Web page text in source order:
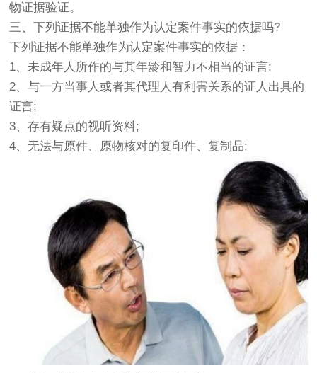
物证据验证。
三、下列证据不能单独作为认定案件事实的依据吗?
下列证据不能单独作为认定案件事实的依据：
1、未成年人所作的与其年龄和智力不相当的证言;
2、与一方当事人或者其代理人有利害关系的证人出具的
证言;
3、存有疑点的视听资料;
4、无法与原件、原物核对的复印件、复制品;